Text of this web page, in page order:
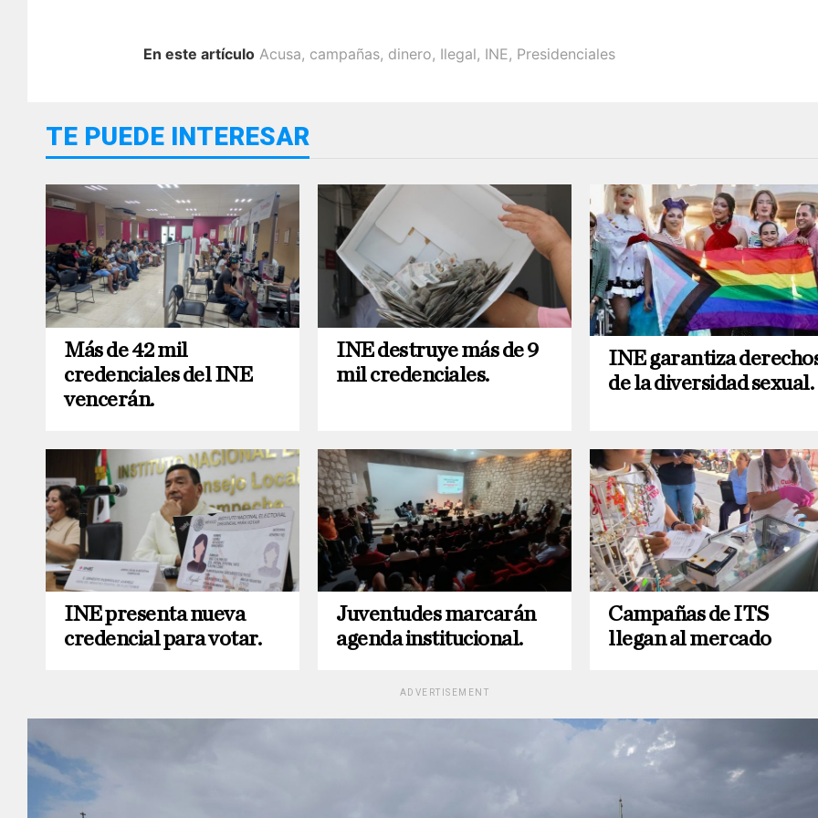
En este artículo Acusa, campañas, dinero, Ilegal, INE, Presidenciales
TE PUEDE INTERESAR
Más de 42 mil
credenciales del INE
vencerán.
INE destruye más de 9
mil credenciales.
INE garantiza
de la diversidad sexual.
INE presenta nueva
credencial para votar.
Juventudes marcarán
agenda institucional.
Campañas de ITS
llegan al mercado
ADVERTISEMENT